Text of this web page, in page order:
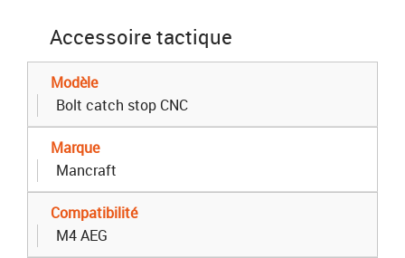
Accessoire tactique
Modèle
Bolt catch stop CNC
Marque
Mancraft
Compatibilité
M4 AEG